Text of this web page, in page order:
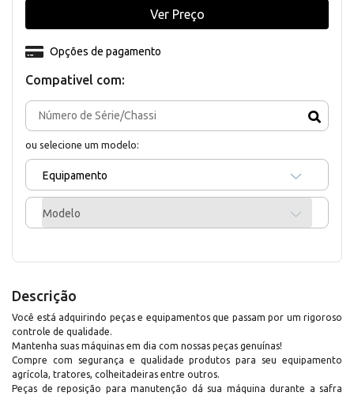
Compativel com:
ou selecione um modelo:
Equipamento
Modelo
Opções de pagamento
Ver Preço
Descrição
Você está adquirindo peças e equipamentos que passam por um rigoroso
controle de qualidade.
Mantenha suas máquinas em dia com nossas peças genuínas!
Compre com segurança e qualidade produtos para seu equipamento
agrícola, tratores, colheitadeiras entre outros.
Peças de reposição para manutenção dá sua máquina durante a safra